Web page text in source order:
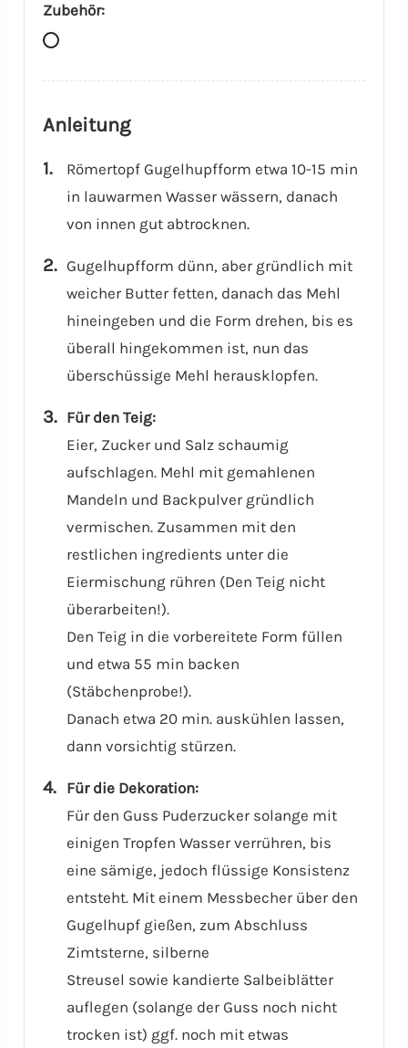
Zubehör:
Anleitung
Römertopf Gugelhupfform etwa 10-15 min
in lauwarmen Wasser wässern, danach
von innen gut abtrocknen.
Gugelhupfform dünn, aber gründlich mit
weicher Butter fetten, danach das Mehl
hineingeben und die Form drehen, bis es
überall hingekommen ist, nun das
überschüssige Mehl herausklopfen.
Für den Teig:
Eier, Zucker und Salz schaumig
aufschlagen. Mehl mit gemahlenen
Mandeln und Backpulver gründlich
vermischen. Zusammen mit den
restlichen ingredients unter die
Eiermischung rühren (Den Teig nicht
überarbeiten!).
Den Teig in die vorbereitete Form füllen
und etwa 55 min backen
(Stäbchenprobe!).
Danach etwa 20 min. auskühlen lassen,
dann vorsichtig stürzen.
Für die Dekoration:
Für den Guss Puderzucker solange mit
einigen Tropfen Wasser verrühren, bis
eine sämige, jedoch flüssige Konsistenz
entsteht. Mit einem Messbecher über den
Gugelhupf gießen, zum Abschluss
Zimtsterne, silberne
Streusel sowie kandierte Salbeiblätter
auflegen (solange der Guss noch nicht
trocken ist) ggf. noch mit etwas